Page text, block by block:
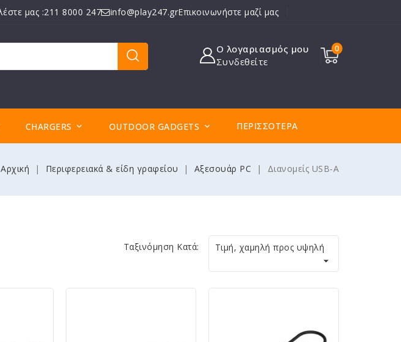
μας :211 8000 247 info@play247.grΕπικοινωνήστε μαζί μας
Ο λογαριασμός μου
Συνδεθείτε
0
CHARGERS  OUTDOOR GADGETS  ΠΕΡΙΣΣΌΤΕΡΑ
Αρχική Περιφερειακά & είδη γραφείου Αξεσουάρ PC Διανομείς USB-A
Ταξινόμηση Κατά: Τιμή, χαμηλή προς υψηλή
